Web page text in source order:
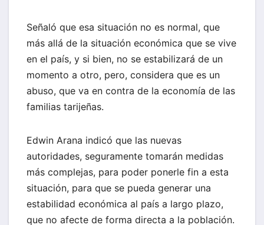
Señaló que esa situación no es normal, que
más allá de la situación económica que se vive
en el país, y si bien, no se estabilizará de un
momento a otro, pero, considera que es un
abuso, que va en contra de la economía de las
familias tarijeñas.
Edwin Arana indicó que las nuevas
autoridades, seguramente tomarán medidas
más complejas, para poder ponerle fin a esta
situación, para que se pueda generar una
estabilidad económica al país a largo plazo,
que no afecte de forma directa a la población.